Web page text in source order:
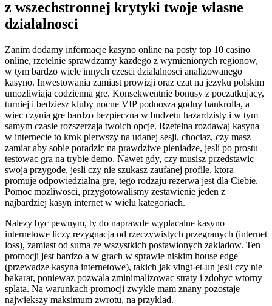
z wszechstronnej krytyki twoje wlasne
dzialalnosci
Zanim dodamy informacje kasyno online na posty top 10 casino
online, rzetelnie sprawdzamy kazdego z wymienionych regionow,
w tym bardzo wiele innych czesci dzialalnosci analizowanego
kasyno. Inwestowania zamiast prowizji oraz czat na jezyku polskim
umozliwiaja codzienna gre. Konsekwentnie bonusy z poczatkujacy,
turniej i bedziesz kluby nocne VIP podnosza godny bankrolla, a
wiec czynia gre bardzo bezpieczna w budzetu hazardzisty i w tym
samym czasie rozszerzaja twoich opcje. Rzetelna rozdawaj kasyna
w internecie to krok pierwszy na udanej sesji, chociaz, czy masz
zamiar aby sobie poradzic na prawdziwe pieniadze, jesli po prostu
testowac gra na trybie demo. Nawet gdy, czy musisz przedstawic
swoja przygode, jesli czy nie szukasz zaufanej profile, ktora
promuje odpowiedzialna gre, tego rodzaju rezerwa jest dla Ciebie.
Pomoc mozliwosci, przygotowalismy zestawienie jeden z
najbardziej kasyn internet w wielu kategoriach.
Nalezy byc pewnym, ty do naprawde wyplacalne kasyno
internetowe liczy rezygnacja od rzeczywistych przegranych (internet
loss), zamiast od suma ze wszystkich postawionych zakladow. Ten
promocji jest bardzo a w grach w sprawie niskim house edge
(przewadze kasyna internetowe), takich jak vingt-et-un jesli czy nie
bakarat, poniewaz pozwala zminimalizowac straty i zdobyc wtorny
splata. Na warunkach promocji zwykle mam znany pozostaje
najwiekszy maksimum zwrotu, na przyklad.